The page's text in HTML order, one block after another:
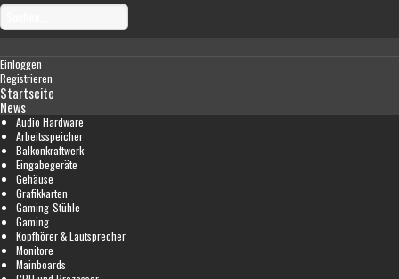
Einloggen
Registrieren
Startseite
News
Audio Hardware
Arbeitsspeicher
Balkonkraftwerk
Eingabegeräte
Gehäuse
Grafikkarten
Gaming-Stühle
Gaming
Kopfhörer & Lautsprecher
Monitore
Mainboards